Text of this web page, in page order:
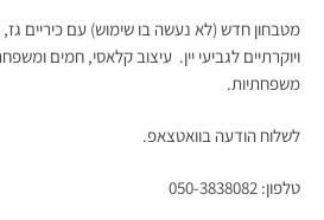
מטבחון חדש (לא נעשה בו שימוש) עם כיריים גז,
ויוקרתיים לגביעי יין. עיצוב קלאסי, חמים
משפחתיות.
לשלוח הודעה בוואטצאפ.
טלפון: 050-3838082